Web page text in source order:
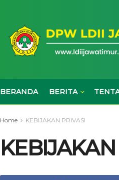
BERANDA BERITA
Home KEBIJAKAN PRIVASI